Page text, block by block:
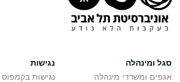
סגל ומינהלה
אגפים ומשרדי מינהלה
נגישות
נגישות בקמפוס